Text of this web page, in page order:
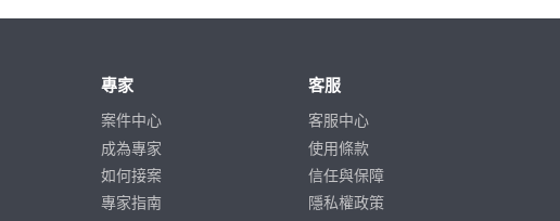
專家
案件中心
成為專家
如何接案
專家指南
客服
客服中心
使用條款
信任與保障
隱私權政策